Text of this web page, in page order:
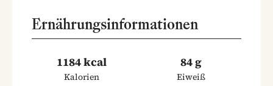
Ernährungsinformationen
1184 kcal
Kalorien
84 g
Eiweiß